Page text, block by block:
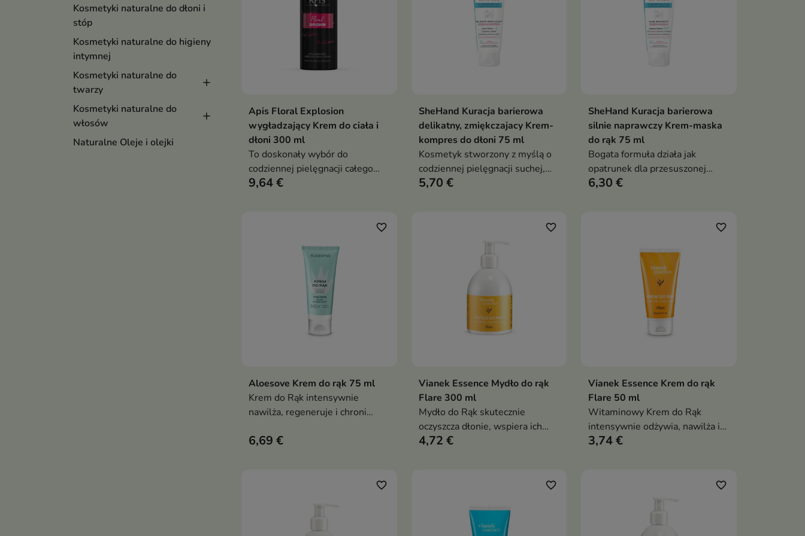
Kosmetyki naturalne do dłoni i
stóp
Kosmetyki naturalne do higieny
intymnej
Kosmetyki naturalne do
twarzy
Kosmetyki naturalne do
włosów
Naturalne Oleje i olejki
 Dodaj do koszyka
Apis Floral Explosion
wygładzający Krem do ciała i
dłoni 300 ml
To doskonały wybór do
codziennej pielęgnacji całego
ciała i dłoni dla osób, które cenią
9,64 €
Dodaj do koszyka
SheHand Kuracja barierowa
delikatny, zmiękczajacy Krem-
kompres do dłoni 75 ml
Kosmetyk stworzony z myślą o
codziennej pielęgnacji suchej,
szorstkiej i wymagającej skóry
5,70 €
Dodaj do koszyka
SheHand Kuracja barierowa
silnie naprawczy Krem-maska
do rąk 75 ml
Bogata formuła działa jak
opatrunek dla przesuszonej
skóry – pomaga odbudować
6,30 €
Dodaj do koszyka
favorite_border
Aloesove Krem do rąk 75 ml
Krem do Rąk intensywnie
nawilża, regeneruje i chroni
dłoni, wspierając odbudowę
6,69 €
Dodaj do koszyka
favorite_border
Vianek Essence Mydło do rąk
Flare 300 ml
Mydło do Rąk skutecznie
oczyszcza dłonie, wspiera ich
nawilżenie i regenerację oraz
4,72 €
Dodaj do koszyka
favorite_border
Vianek Essence Krem do rąk
Flare 50 ml
Witaminowy Krem do Rąk
intensywnie odżywia, nawilża i
regeneruje skórę dłoni,
energetyzujący zapach cytrusów,
ziół i nut drzewnych
3,74 €
favorite_border favorite_border favorite_border